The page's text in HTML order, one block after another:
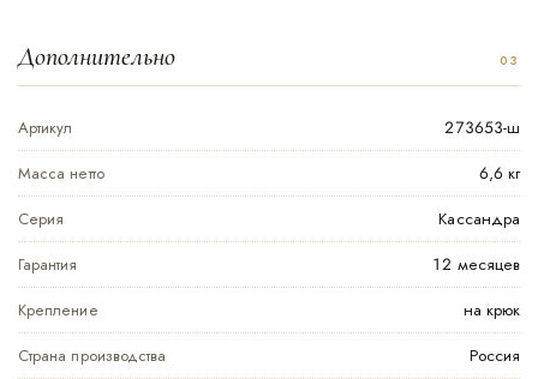
Дополнительно
Артикул
273653-ш
Масса нетто
6,6 кг
Серия
Кассандра
Гарантия
12 месяцев
Крепление
на крюк
Страна производства
Россия